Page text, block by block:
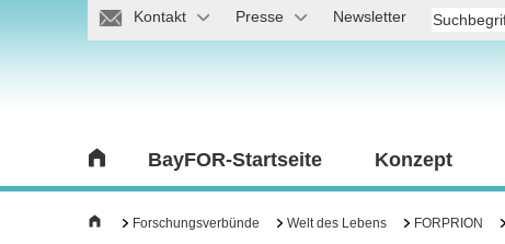
Kontakt Presse Newsletter
BayFOR-Startseite Konzept
Forschungsverbünde Welt des Lebens FORPRION